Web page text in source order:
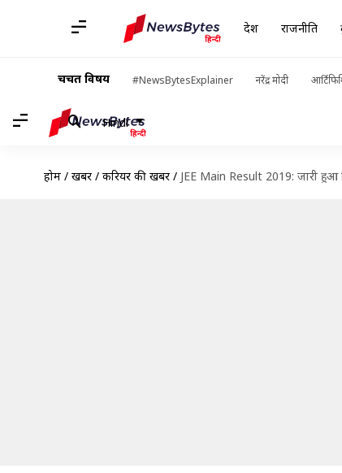
देश राजनीति
चर्चित विषय #NewsBytesExplainer नरेंद्र मोदी
Hindi
होम / खबरें / करियर की खबरें / JEE Main Result 2019: जारी